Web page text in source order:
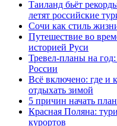
Таиланд бьёт
летят российские
Сочи как стиль
Путешествие во
историей Руси
Тревел-планы на
России
Всё включено: где и
отдыхать зимой
5 причин начать
Красная Поляна:
курортов